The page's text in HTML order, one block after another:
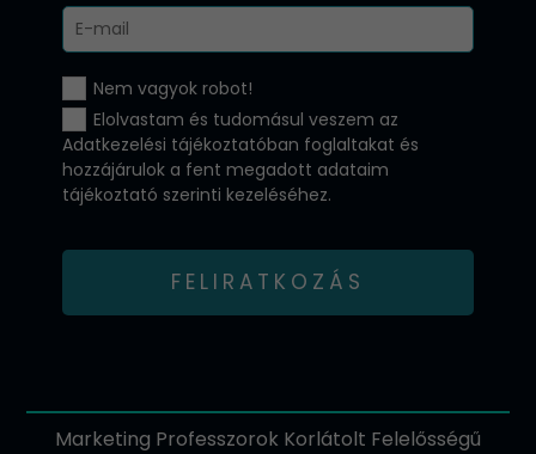
Nem vagyok robot!
Elolvastam és tudomásul veszem az
Adatkezelési tájékoztatóban foglaltakat és
hozzájárulok a fent megadott adataim
tájékoztató szerinti kezeléséhez.
FELIRATKOZÁS
Marketing Professzorok Korlátolt Felelősségű